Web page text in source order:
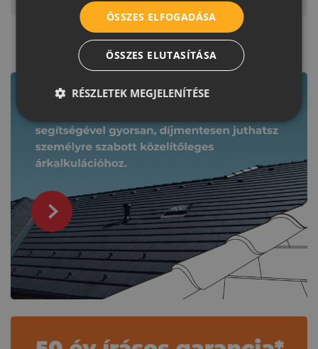
szinergiát alkotva láttak napvilágot.
Kapcsolódó tartalmak
ÖSSZES ELFOGADÁSA
ÖSSZES ELUTASÍTÁSA
RÉSZLETEK MEGJELENÍTÉSE